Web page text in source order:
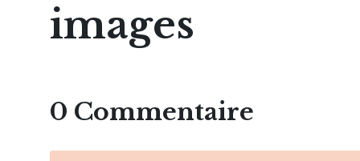
images
0 Commentaire